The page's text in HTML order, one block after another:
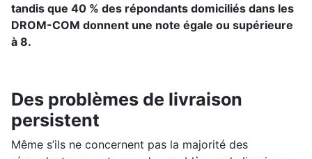
tandis que 40 % des répondants domiciliés dans les
DROM-COM donnent une note égale ou supérieure
à 8.
Des problèmes de livraison
persistent
Même s’ils ne concernent pas la majorité des